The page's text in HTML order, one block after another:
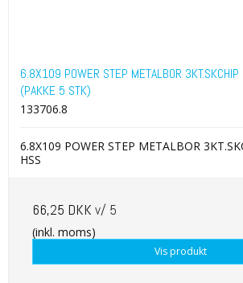
6.8X109 POWER STEP METALBOR 3KT.SKCHIP
(PAKKE 5 STK)
133706.8
6.8X109 POWER STEP METALBOR
HSS
66,25 DKK v/ 5
(inkl. moms)
Vis produkt